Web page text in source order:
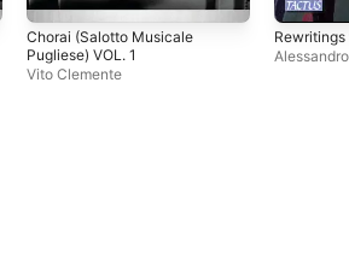
Chorai (Salotto Musicale
Pugliese) VOL. 1
Vito Clemente
Rewritings